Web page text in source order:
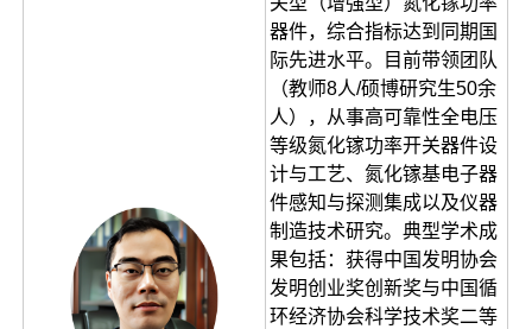
器件，综合指标达到同期国
际先进水平。目前带领团队
（教师8人/硕博研究生50余
人），从事高可靠性全电压
等级氮化镓功率开关器件设
计与工艺、氮化镓基电子器
件感知与探测集成以及仪器
制造技术研究。典型学术成
果包括：获得中国发明协会
发明创业奖创新奖与中国循
环经济协会科学技术奖二等